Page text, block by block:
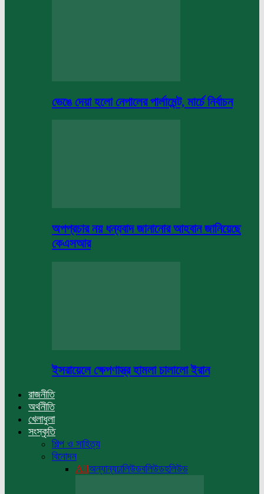
ভেঙে দেয়া হলো নেপালের পার্লামেন্ট, মার্চে নির্বাচন
অপপ্রচার নয় ধন্যবাদ জানানোর আহবান জানিয়েছে
কেএসআর
ইসরায়েলে ক্ষেপণাস্ত্র হামলা চালালো ইরান
রাজনীতি
অর্থনীতি
খেলাধুলা
সংস্কৃতি
শিল্প ও সাহিত্য
বিনোদন
Allঅন্যান্যঢালিউডবলিউডহলিউড